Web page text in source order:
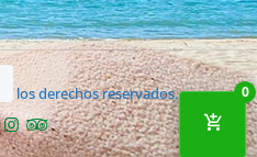
los derechos reservados. 0